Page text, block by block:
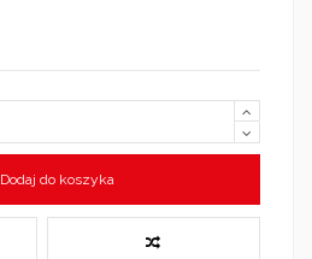
Dodaj do koszyka